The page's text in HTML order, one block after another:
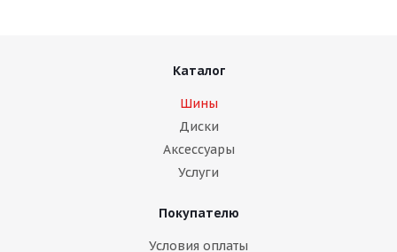
Каталог
Шины
Диски
Аксессуары
Услуги
Покупателю
Условия оплаты